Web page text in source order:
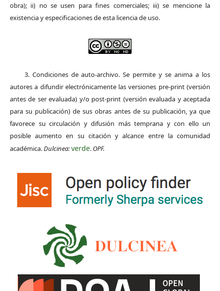
obra); ii) no se usen para fines comerciales; iii) se mencione la
existencia y especificaciones de esta licencia de uso.
3. Condiciones de auto-archivo. Se permite y se anima a los
autores a difundir electrónicamente las versiones pre-print (versión
antes de ser evaluada) y/o post-print (versión evaluada y aceptada
para su publicación) de sus obras antes de su publicación, ya que
favorece su circulación y difusión más temprana y con ello un
posible aumento en su citación y alcance entre la comunidad
académica.Dulcinea:verde. OPF.